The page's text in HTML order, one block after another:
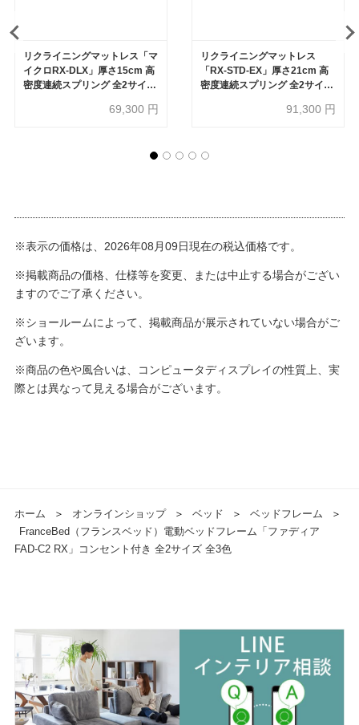
リクライニングマットレス「マ
イクロRX-DLX」厚さ15cm 高
密度連続スプリング 全2サイズ
69,300 円
リクライニングマットレス
「RX-STD-EX」厚さ21cm 高
密度連続スプリング 全2サイズ
91,300 円
※表示の価格は、2026年08月09日現在の税込価格です。
※掲載商品の価格、仕様等を変更、または中止する場合がござい
ますのでご了承ください。
※ショールームによって、掲載商品が展示されていない場合がご
ざいます。
※商品の色や風合いは、コンピュータディスプレイの性質上、実
際とは異なって見える場合がございます。
ホーム ＞ オンラインショップ ＞ ベッド ＞ ベッドフレーム
＞
FranceBed（フランスベッド）電動ベッドフレーム「ファディア
FAD-C2 RX」コンセント付き 全2サイズ 全3色